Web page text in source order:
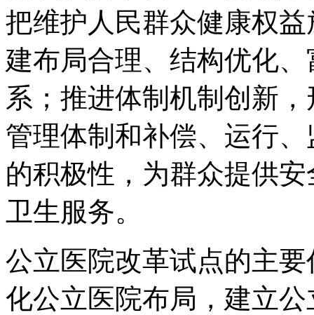
把维护人民群众健康权
建布局合理、结构优化
系；推进体制机制创新
管理体制和补偿、运行
的积极性，为群众提供
卫生服务。
公立医院改革试点的主
化公立医院布局，建立